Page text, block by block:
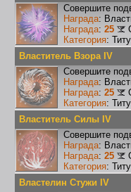
Совершите
Награда:
Награда: 25
Категория:
Властитель Взора IV
Совершите
Награда:
Награда: 25
Категория:
Властитель Силы IV
Совершите
Награда:
Награда: 25
Категория:
Властелин Стужи IV